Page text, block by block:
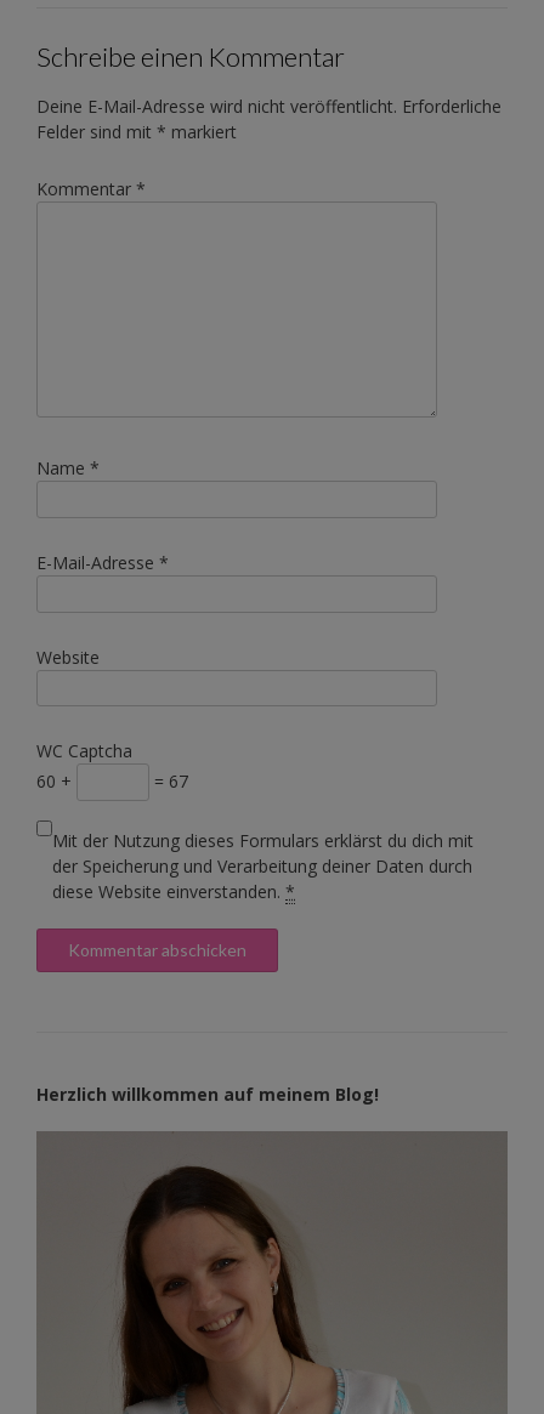
Schreibe einen Kommentar
Deine E-Mail-Adresse wird nicht veröffentlicht. Erforderliche
Felder sind mit * markiert
Kommentar *
Name *
E-Mail-Adresse *
Website
WC Captcha
60 +
= 67
Mit der Nutzung dieses Formulars erklärst du dich mit
der Speicherung und Verarbeitung deiner Daten durch
diese Website einverstanden. *
Herzlich willkommen auf meinem Blog!